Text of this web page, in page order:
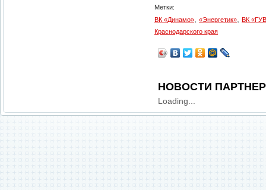
Метки:
ВК «Динамо»
«Энергетик»
ВК
Краснодарского края
НОВОСТИ
Loading...